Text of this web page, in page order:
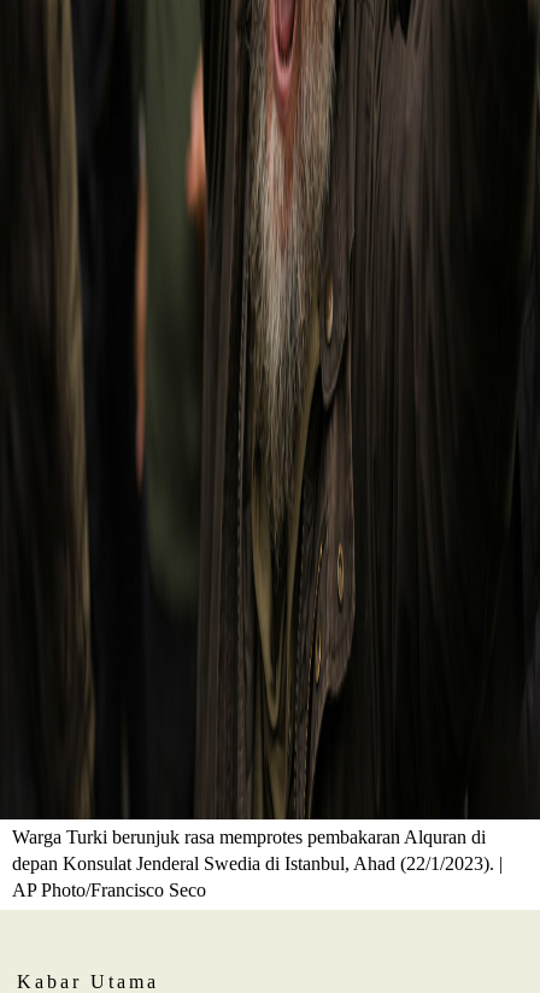
Warga Turki berunjuk rasa memprotes pembakaran Alquran di
depan Konsulat Jenderal Swedia di Istanbul, Ahad (22/1/2023). |
AP Photo/Francisco Seco
Kabar Utama